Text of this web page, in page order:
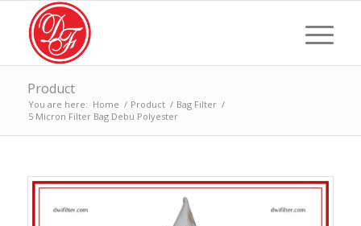
Product
You are here: Home / Product / Bag Filter /
5 Micron Filter Bag Debu Polyester